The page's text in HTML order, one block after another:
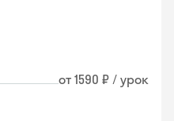
от 1590 ₽ / урок